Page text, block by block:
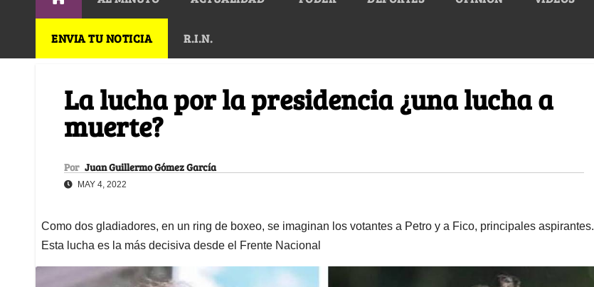
ENVIA TU NOTICIA R.I.N.
La lucha por la presidencia ¿una lucha a
muerte?
Por Juan Guillermo Gómez García
MAY 4, 2022
Como dos gladiadores, en un ring de boxeo, se imaginan los votantes a Petro y a Fico, principales aspirantes.
Esta lucha es la más decisiva desde el Frente Nacional